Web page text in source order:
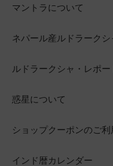
マントラについて
ネパール産ルドラーク
ルドラークシャ・レポー
惑星について
ショップクーポンのご利
インド暦カレンダー